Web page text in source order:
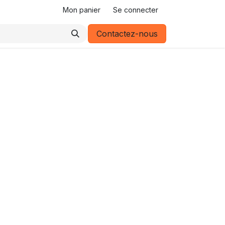
Mon panier Se connecter
Contactez-nous